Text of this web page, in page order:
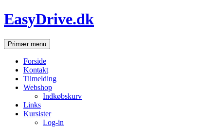
Hop
til
EasyDrive.dk
SøgPrimær menu
Forside
Kontakt
Tilmelding
Webshop
Indkøbskurv
Links
Kursister
Log-in